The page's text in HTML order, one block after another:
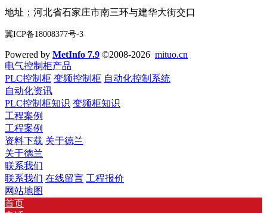
地址：河北省石家庄市南三环与建华大街交口
冀ICP备18008377号-3
Powered by MetInfo 7.9 ©2008-2026 mituo.cn
电气控制柜产品
PLC控制柜 变频控制柜 自动化控制系统
自动化资讯
PLC控制柜知识 变频柜知识
工程案例
工程案例
资料下载 关于德兰
关于德兰
联系我们
联系我们 在线留言 工程报价
网站地图
首页